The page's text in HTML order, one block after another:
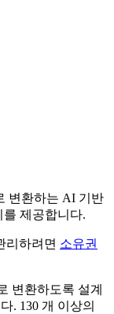
변환하는 AI 기반
제공합니다.
리하려면 소유권
변환하도록 설계
. 130 개 이상의